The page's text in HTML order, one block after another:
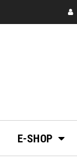
E-SHOP